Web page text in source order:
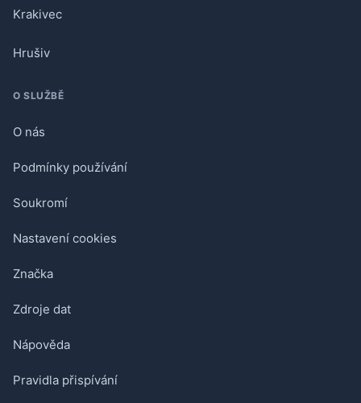
Krakivec
Hrušiv
O SLUŽBĚ
O nás
Podmínky používání
Soukromí
Nastavení cookies
Značka
Zdroje dat
Nápověda
Pravidla přispívání